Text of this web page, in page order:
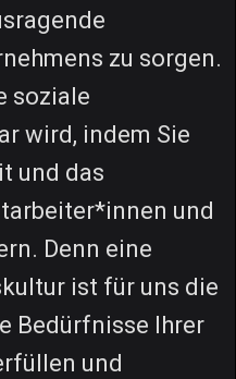
zu sorgen.
soziale
wird, indem Sie
und das
und
Denn eine
ist für uns die
Bedürfnisse Ihrer
und